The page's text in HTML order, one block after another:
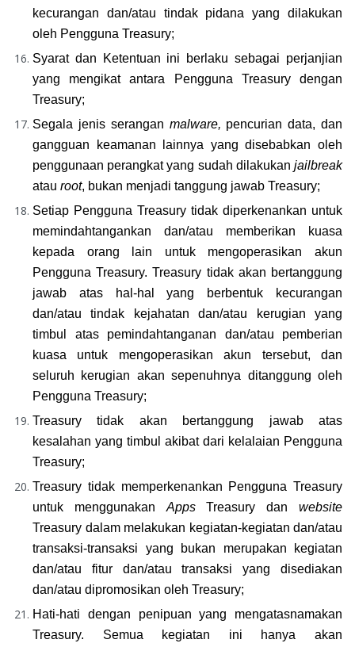
kecurangan dan/atau tindak pidana yang dilakukan
oleh Pengguna Treasury;
Syarat dan Ketentuan ini berlaku sebagai perjanjian
yang mengikat antara Pengguna Treasury dengan
Treasury;
Segala jenis serangan malware, pencurian data, dan
gangguan keamanan lainnya yang disebabkan oleh
penggunaan perangkat yang sudah dilakukan
jailbreak
atau root, bukan menjadi tanggung jawab Treasury;
Setiap Pengguna Treasury tidak diperkenankan untuk
memindahtangankan dan/atau memberikan kuasa
kepada orang lain untuk mengoperasikan akun
Pengguna Treasury. Treasury tidak akan bertanggung
jawab atas hal-hal yang berbentuk kecurangan
dan/atau tindak kejahatan dan/atau kerugian yang
timbul atas pemindahtanganan dan/atau pemberian
kuasa untuk mengoperasikan akun tersebut, dan
seluruh kerugian akan sepenuhnya ditanggung oleh
Pengguna Treasury;
Treasury tidak akan bertanggung jawab atas
kesalahan yang timbul akibat dari kelalaian Pengguna
Treasury;
Treasury tidak memperkenankan Pengguna Treasury
untuk menggunakan Apps Treasury dan
Treasury dalam melakukan kegiatan-kegiatan dan/atau
transaksi-transaksi yang bukan merupakan kegiatan
dan/atau fitur dan/atau transaksi yang disediakan
dan/atau dipromosikan oleh Treasury;
Hati-hati dengan penipuan yang mengatasnamakan
Treasury. Semua kegiatan ini hanya akan